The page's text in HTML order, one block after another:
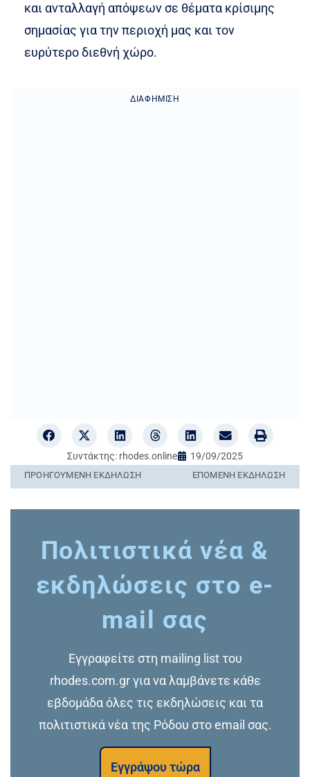
και ανταλλαγή απόψεων σε θέματα κρίσιμης
σημασίας για την περιοχή μας και τον
ευρύτερο διεθνή χώρο.
ΔΙΑΦΉΜΙΣΗ
Συντάκτης: rhodes.online 19/09/2025
ΠΡΟΗΓΟΎΜΕΝΗ ΕΚΔΉΛΩΣΗ ΕΠΌΜΕΝΗ ΕΚΔΉΛΩΣΗ
Πολιτιστικά νέα &
εκδηλώσεις στο e-
mail σας
Εγγραφείτε στη mailing list του
rhodes.com.gr για να λαμβάνετε κάθε
εβδομάδα όλες τις εκδηλώσεις και τα
πολιτιστικά νέα της Ρόδου στο email σας.
Εγγράψου τώρα